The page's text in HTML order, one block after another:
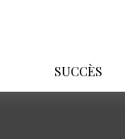
SUCCÈS